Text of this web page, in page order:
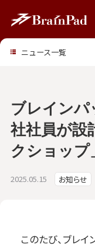
2025.05.15 お知らせ
ブレインパ
社社員が設
クショップ
このたび、ブレ
ニュース一覧